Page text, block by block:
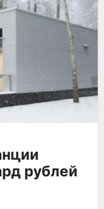
рублей